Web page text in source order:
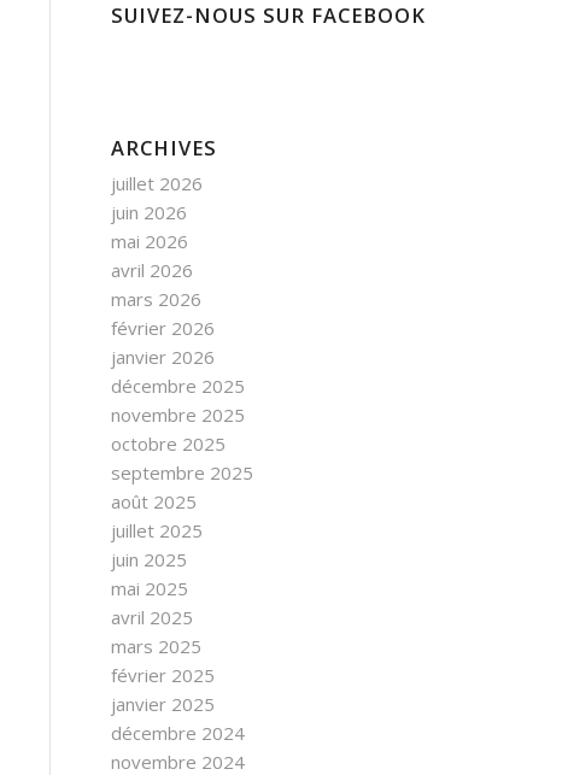
SUIVEZ-NOUS SUR FACEBOOK
ARCHIVES
juillet 2026
juin 2026
mai 2026
avril 2026
mars 2026
février 2026
janvier 2026
décembre 2025
novembre 2025
octobre 2025
septembre 2025
août 2025
juillet 2025
juin 2025
mai 2025
avril 2025
mars 2025
février 2025
janvier 2025
décembre 2024
novembre 2024